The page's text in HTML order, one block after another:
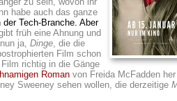
habe auch das ganze
der Tech-Branche. Aber
früh eine Ahnung und
ja, Dinge, die die
Film schon
richtig in die Gänge
Roman von Freida McFadden
Sweeney sehen wollen, die derzeitige